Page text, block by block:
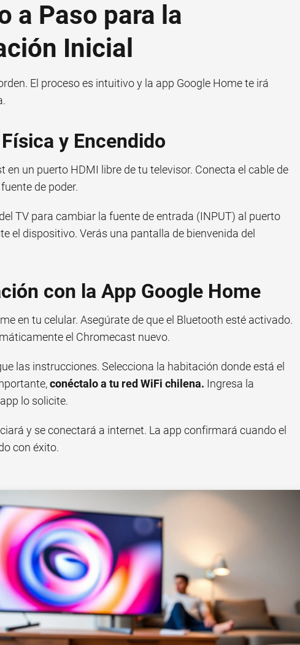
a Paso para la
Inicial
El proceso es intuitivo y la app Google Home te irá
y Encendido
en un puerto HDMI libre de tu televisor. Conecta el cable de
de poder.
TV para cambiar la fuente de entrada (INPUT) al puerto
el dispositivo. Verás una pantalla de bienvenida del
con la App Google Home
en tu celular. Asegúrate de que el Bluetooth esté activado.
el Chromecast nuevo.
las instrucciones. Selecciona la habitación donde está el
conéctalo a tu red WiFi chilena. Ingresa la
lo solicite.
y se conectará a internet. La app confirmará cuando el
con éxito.